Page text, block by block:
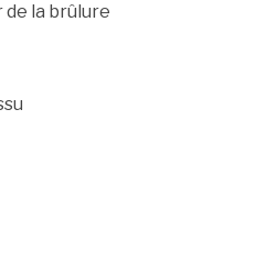
la brûlure